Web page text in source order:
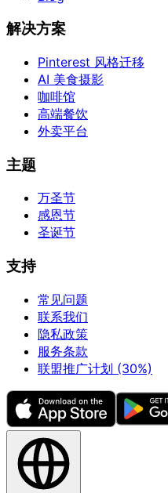
解决方案
Pinterest 风格迁移
AI 美食摄影
咖啡馆
高端餐饮
外卖平台
主题
万圣节
感恩节
圣诞节
支持
常见问题
联系我们
隐私政策
服务条款
联盟推广计划 (30%)